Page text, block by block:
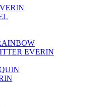
EVERIN